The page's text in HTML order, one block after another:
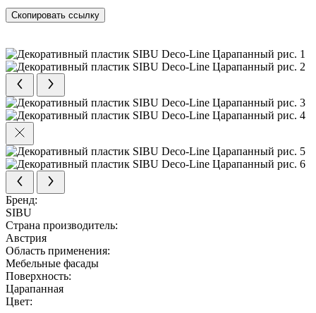
Скопировать ссылку
Бренд:
SIBU
Страна производитель:
Австрия
Область применения:
Мебельные фасады
Поверхность:
Царапанная
Цвет: